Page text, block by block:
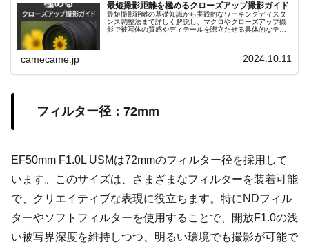
最短撮影距離を極めるクローズアップ撮影ガイド
最短撮影距離の基礎知識から実践的なワーキングディスタ
ンス調整法まで詳しく解説し、マクロやクローズアップ撮
影で被写体の質感やディテールを際立たせる具体的なテク
camecame.jp 2024.10.11
フィルター径：72mm
EF50mm F1.0L USMは72mmのフィルター径を採用して
います。このサイズは、さまざまなフィルターを装着可能
で、クリエイティブな表現に役立ちます。特にNDフィル
ターやソフトフィルターを使用することで、開放F1.0の浅
い被写界深度を維持しつつ、明るい環境でも撮影が可能で